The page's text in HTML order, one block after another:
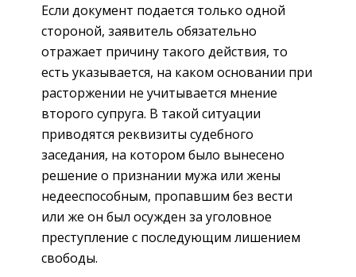
Если документ подается только одной
стороной, заявитель обязательно
отражает причину такого действия, то
есть указывается, на каком основании при
расторжении не учитывается мнение
второго супруга. В такой ситуации
приводятся реквизиты судебного
заседания, на котором было вынесено
решение о признании мужа или жены
недееспособным, пропавшим без вести
или же он был осужден за уголовное
преступление с последующим лишением
свободы.